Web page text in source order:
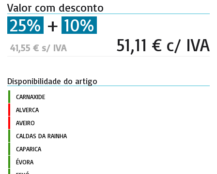
Valor com desconto
25% + 10%
41,55 € s/ IVA 51,11 € c/ IVA
Disponibilidade do artigo
CARNAXIDE
ALVERCA
AVEIRO
CALDAS DA RAINHA
CAPARICA
ÉVORA